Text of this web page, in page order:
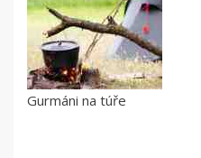
Gurmáni na túře